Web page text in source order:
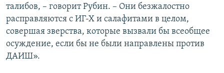
талибов, – говорит Рубин. – Они безжалостно
расправляются с ИГ-Х и салафитами в целом,
совершая зверства, которые вызвали бы всеобщее
осуждение, если бы не были направлены против
ДАИШ».